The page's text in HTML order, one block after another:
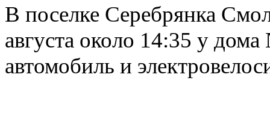
В поселке Серебрянка
августа около 14:35 у
автомобиль и